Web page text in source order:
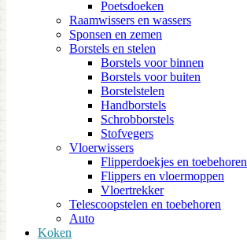
Poetsdoeken
Raamwissers en wassers
Sponsen en zemen
Borstels en stelen
Borstels voor binnen
Borstels voor buiten
Borstelstelen
Handborstels
Schrobborstels
Stofvegers
Vloerwissers
Flipperdoekjes en toebehoren
Flippers en vloermoppen
Vloertrekker
Telescoopstelen en toebehoren
Auto
Koken